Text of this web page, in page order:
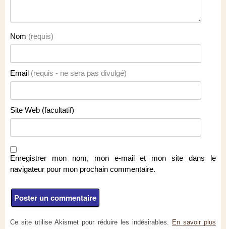
Nom (requis)
Email (requis - ne sera pas divulgé)
Site Web (facultatif)
Enregistrer mon nom, mon e-mail et mon site dans le
navigateur pour mon prochain commentaire.
Ce site utilise Akismet pour réduire les indésirables. En savoir plus